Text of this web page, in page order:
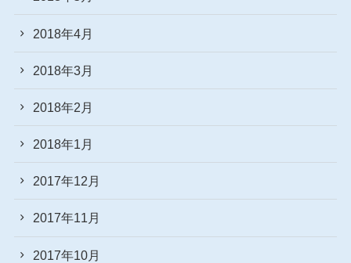
2018年4月
2018年3月
2018年2月
2018年1月
2017年12月
2017年11月
2017年10月